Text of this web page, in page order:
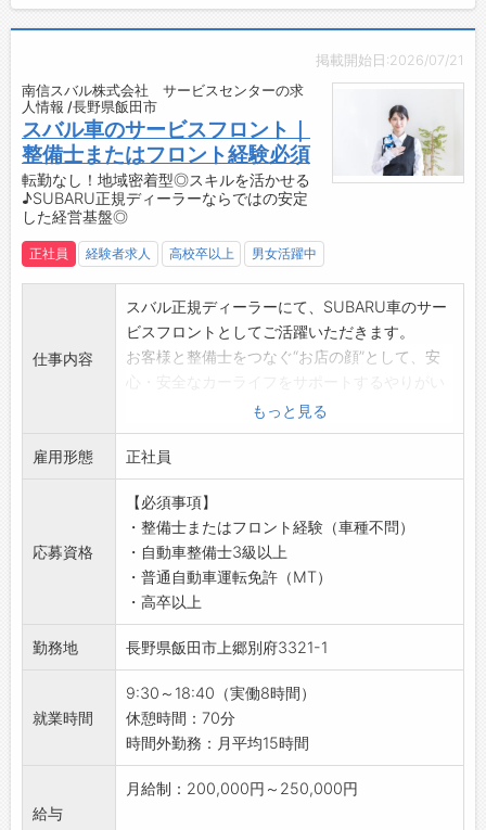
↓
・10:00 納品・売上処理/予定確認
お客様（病院）から発注された製品を納品及び
売上処理
症例のスケジュール確認
↓
・11:00 お昼休憩～移動時間～立合い準備
病院近くでお昼休憩を取ります。
その後、午後の立会いの準備を行います。
・12:30 打ち合わせ
病院の先生と立会い前の打ち合わせを行いま
す。
↓
・14:00 訪問・症例の立会い
病院の先生から要望があった商品について購
入・価格交渉を行います。
先生と事務局の間に立って仲介する業務もあり
ます。
※他にも立会いの際に、機器の取り扱い説明を
行う場合もあります。
・17:00 症例の立会い終了
症例の振り返りや、今後について話します。
提案などもこのタイミングで行います。
医療機器メーカーと先生の仲介を行う場合もあ
ります。
↓
支社に戻り、伝票整理や事務処理を行います。
・実際に納品した製品を利用している患者様の
笑顔を見ると、世の中の生活の支えになってい
【研修制度・ステップアップ】
入社から1年でプロフェッショナルになれるよう
育てます！
充実した研修制度・フォロー制度があるので、
業界未経験からでも安心して入社することがで
きます。
もちろん、待つ姿勢だけではなく、常に自身で
あります。
・入社後～2週間ほど
医療業界の知識・座学研修を行います。
メーカー勉強会、先輩によるOJTなどを通し
て、仕事のやり方を習得
・半年～1年
お客様の引き継ぎを行いながら、約3ヶ月毎に
知識確認テストを実施
＜キャリアステップ＞
入社から2～6年後に下記のような、キャリアス
テップがあります。
・スペシャリスト：専門分野に特化したスペシ
ャリスト。施設担当から要望を受けサポートし
ます。
・施設担当者：担当病院を持ち治療レベルが上
がるようサポートする営業です。
て、チームをマネジメントする立場
掲載開始日:2026/07/21
南信スバル株式会社 サービスセンターの求
人情報 /長野県飯田市
スバル車のサービスフロント｜
整備士またはフロント経験必須
転勤なし！地域密着型◎スキルを活かせる
♪SUBARU正規ディーラーならではの安定
した経営基盤◎
正社員 経験者求人 高校卒以上 男女活躍中
仕事内容
スバル正規ディーラーにて、SUBARU車のサー
ビスフロントとしてご活躍いただきます。
お客様と整備士をつなぐ“お店の顔”として、安
のあるお仕事です。
【具体的な業務内容】
■フロント・整備受付業務全般
・ご来店されたお客様への受付対応、点検・整
備内容のヒアリング
・お客様のご要望に合わせた最適なメンテナン
スメニューのご提案
・工場の稼働状況に伴うスケジュール管理・調
整
・メカニックへの作業指示書作成および作業依
頼
【研修制度】
・スバルアカデミー研修（メーカー研修）
・社内外サービス定期講習
・各種商品研修
もっと見る
雇用形態 正社員
応募資格
【必須事項】
・整備士またはフロント経験（車種不問）
・自動車整備士3級以上
・普通自動車運転免許（MT）
・高卒以上
勤務地 長野県飯田市上郷別府3321-1
就業時間
9:30～18:40（実働8時間）
休憩時間：70分
時間外勤務：月平均15時間
給与
月給制：200,000円～250,000円